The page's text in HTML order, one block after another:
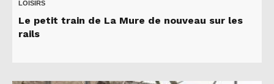
LOISIRS
Le petit train de La Mure de nouveau sur les
rails